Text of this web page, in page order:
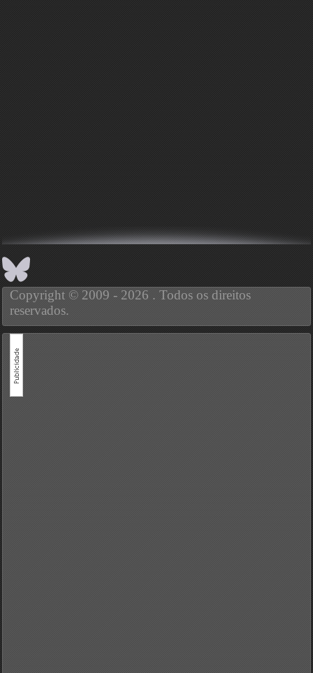
Copyright © 2009 - 2026 . Todos os direitos
reservados.